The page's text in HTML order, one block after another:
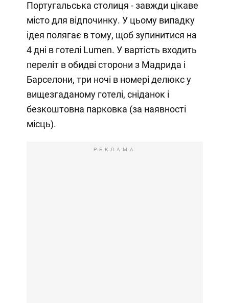
Португальська столиця - завжди цікаве
місто для відпочинку. У цьому випадку
ідея полягає в тому, щоб зупинитися на
4 дні в готелі Lumen. У вартість входить
переліт в обидві сторони з Мадрида і
Барселони, три ночі в номері делюкс у
вищезгаданому готелі, сніданок і
безкоштовна парковка (за наявності
місць).
РЕКЛАМА